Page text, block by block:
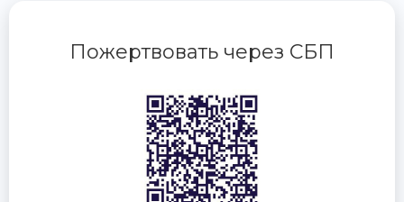
Пожертвовать через СБП